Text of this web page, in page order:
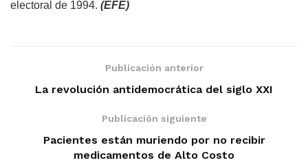
electoral de 1994. (EFE)
Publicación anterior
La revolución antidemocrática del siglo XXI
Publicación siguiente
Pacientes están muriendo por no recibir
medicamentos de Alto Costo